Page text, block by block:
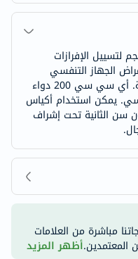
كيس أي سي سي 200 ملجم لتسييل الإفرازات
الجهاز التنفسي
المرتبطة بتكوين مخاط شديد اللزوجة. أي سي سي 200 دواء
يمكن استخدام أكياس
دون سن الثانية تحت إشراف
مباشرة من العلامات
المعتمدين.أظهر المزيد